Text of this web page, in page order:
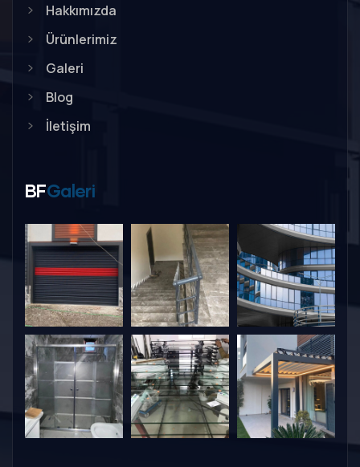
Hakkımızda
Ürünlerimiz
Galeri
Blog
İletişim
BFGaleri